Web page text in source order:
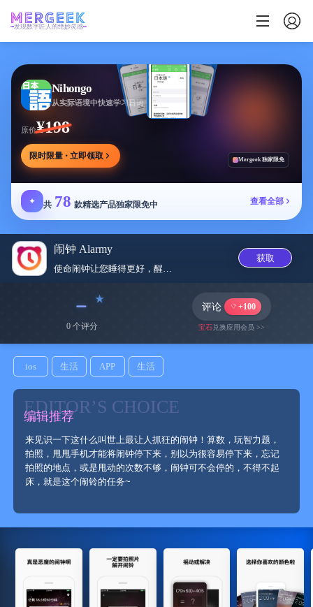
发现数字匠人的绝妙灵感
Nihongo
从实际语境中快速学习日语
原价¥198
限时限量 · 立即领取 Mergeek 独家限免
✦ 共 78 款精选产品独家限免中 查看全部
闹钟 Alarmy
使命闹钟让您睡得更好，醒来神清...
获取
﹣
0 个评分
评论 +100
宝石兑换应用会员 >>
ios 生活 APP 生活
EDITOR’S CHOICE
编辑推荐
来见识一下这什么叫世上最让人抓狂的闹钟！算数，玩智力题，
拍照，甩甩手机才能将闹钟停下来，别以为很容易停下来，忘记
拍照的地点，或是甩动的次数不够，闹钟可不会停的，不得不起
床，就是这个闹铃的任务~